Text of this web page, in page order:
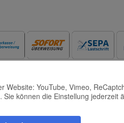
YouTube, Vimeo,
können die Einstellung